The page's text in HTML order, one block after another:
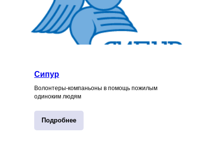
Сипур
Волонтеры-компаньоны в помощь пожилым
одиноким людям
Подробнее